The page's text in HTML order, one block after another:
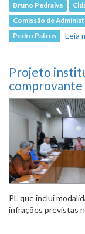
Bruno Pedralva
Comissão de
Pedro Patrus
Leia
Projeto
comprovante
PL que inclui
infrações previstas